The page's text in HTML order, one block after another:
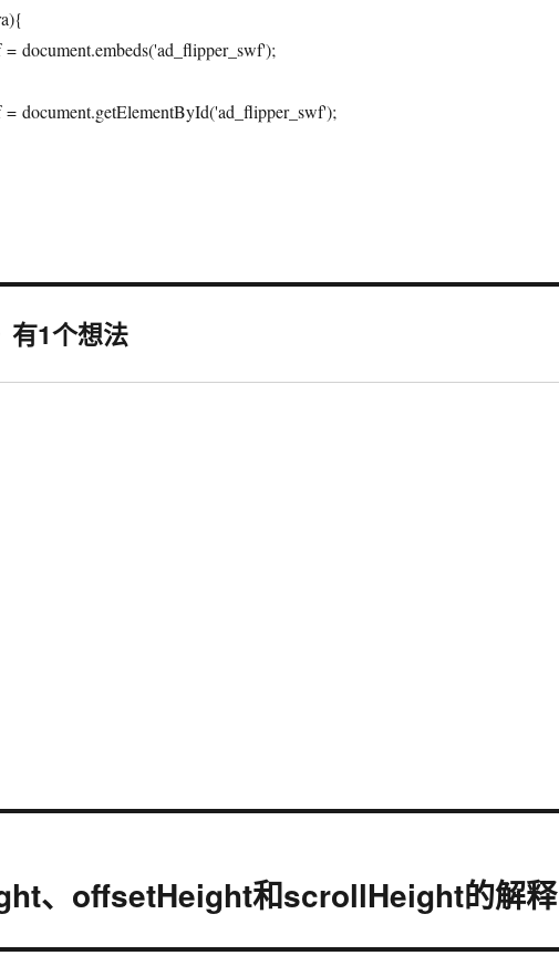
document.embeds('ad_flipper_swf');
document.getElementById('ad_flipper_swf');
有1个想法
、offsetHeight和scrollHeight的解释